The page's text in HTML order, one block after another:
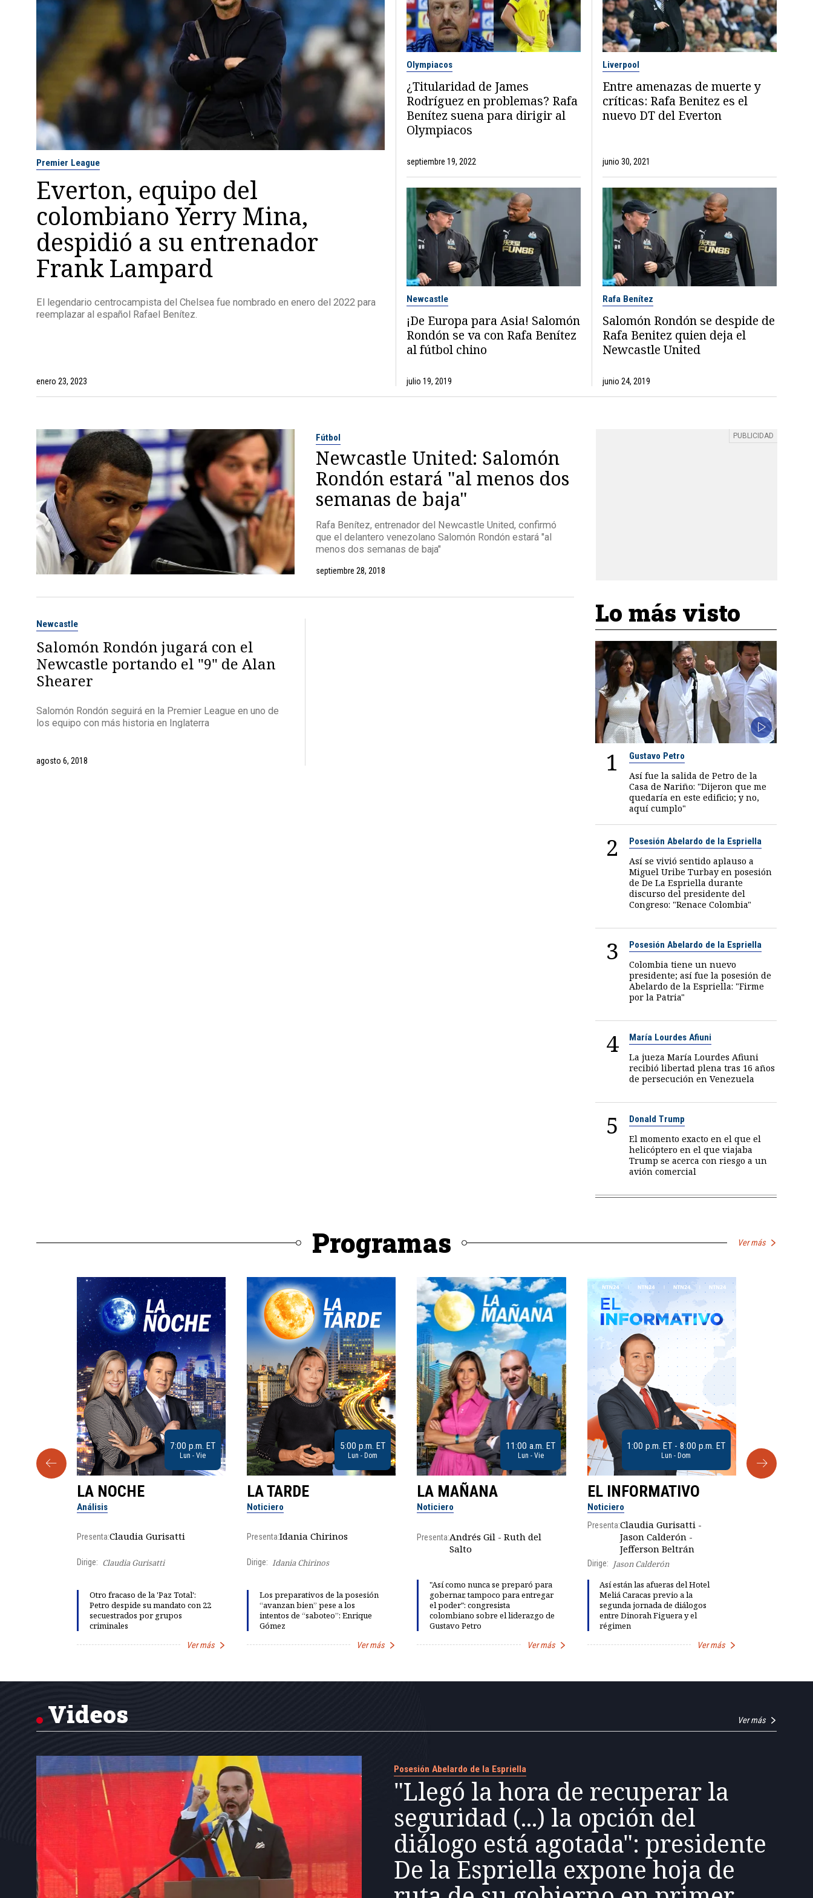
Premier League
Everton, equipo del
colombiano Yerry Mina,
despidió a su entrenador
Frank Lampard
El legendario centrocampista del Chelsea fue nombrado en enero del 2022 para
reemplazar al español Rafael Benítez.
enero 23, 2023
Olympiacos
¿Titularidad de James
Rodríguez en problemas? Rafa
Benítez suena para dirigir al
Olympiacos
septiembre 19, 2022
Liverpool
Entre amenazas de muerte y
críticas: Rafa Benitez es el
nuevo DT del Everton
junio 30, 2021
Newcastle
¡De Europa para Asia! Salomón
Rondón se va con Rafa Benítez
al fútbol chino
julio 19, 2019
Rafa Benítez
Salomón Rondón se despide de
Rafa Benitez quien deja el
Newcastle United
junio 24, 2019
Fútbol
Newcastle United: Salomón
Rondón estará "al menos dos
semanas de baja"
Rafa Benítez, entrenador del Newcastle United, confirmó
que el delantero venezolano Salomón Rondón estará "al
menos dos semanas de baja"
septiembre 28, 2018
Newcastle
Salomón Rondón jugará con el
Newcastle portando el "9" de Alan
Shearer
Salomón Rondón seguirá en la Premier League en uno de
los equipo con más historia en Inglaterra
agosto 6, 2018
Lo más visto
1 Gustavo Petro
Así fue la salida de Petro de la
Casa de Nariño: "Dijeron que me
quedaría en este edificio; y no,
aquí cumplo"
2 Posesión Abelardo de la Espriella
Así se vivió sentido aplauso a
Miguel Uribe Turbay en posesión
de De La Espriella durante
discurso del presidente del
Congreso: "Renace Colombia"
3 Posesión Abelardo de la Espriella
Colombia tiene un nuevo
presidente; así fue la posesión de
Abelardo de la Espriella: "Firme
por la Patria"
4 María Lourdes Afiuni
La jueza María Lourdes Afiuni
recibió libertad plena tras 16 años
de persecución en Venezuela
5 Donald Trump
El momento exacto en el que el
helicóptero en el que viajaba
Trump se acerca con riesgo a un
avión comercial
Programas Ver más
7:00 p.m. ET
Lun - Vie
LA NOCHE
Análisis
Presenta:Claudia Gurisatti
Dirige: Claudia Gurisatti
Otro fracaso de la 'Paz Total':
Petro despide su mandato con 22
secuestrados por grupos
criminales
Ver más
5:00 p.m. ET
Lun - Dom
LA TARDE
Noticiero
Presenta:Idania Chirinos
Dirige: Idania Chirinos
Los preparativos de la posesión
“avanzan bien” pese a los
intentos de “saboteo”: Enrique
Gómez
Ver más
11:00 a.m. ET
Lun - Vie
LA MAÑANA
Noticiero
Presenta:Andrés Gil - Ruth del
Salto
"Así como nunca se preparó para
gobernar, tampoco para entregar
el poder": congresista
colombiano sobre el liderazgo de
Gustavo Petro
Ver más
1:00 p.m. ET - 8:00 p.m. ET
Lun - Dom
EL INFORMATIVO
Noticiero
Presenta:Claudia Gurisatti -
Jason Calderón -
Jefferson Beltrán
Dirige:
Jason Calderón
Así están las afueras del Hotel
Meliá Caracas previo a la
segunda jornada de diálogos
entre Dinorah Figuera y el
régimen
Ver más
of
Videos Ver más
Posesión Abelardo de la Espriella
"Llegó la hora de recuperar la
seguridad (...) la opción del
diálogo está agotada": presidente
De la Espriella expone hoja de